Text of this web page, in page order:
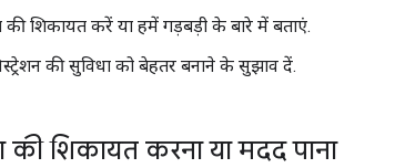
की शिकायत करें या हमें गड़बड़ी के बारे में बताएं.
की सुविधा को बेहतर बनाने के सुझाव दें.
की शिकायत करना या मदद पाना